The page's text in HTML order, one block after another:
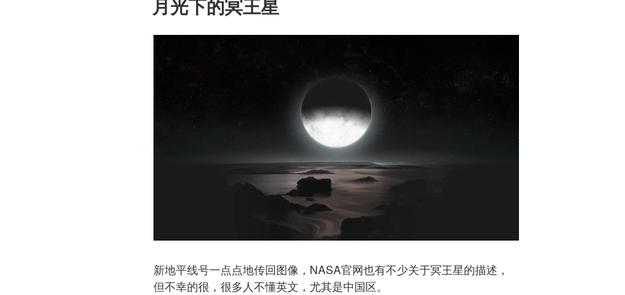
始
跨
年
数
于
月光下的冥王星
新地平线号一点点地传回图像，NASA官网也有不少关于冥王星的描述，
但不幸的很，很多人不懂英文，尤其是中国区。